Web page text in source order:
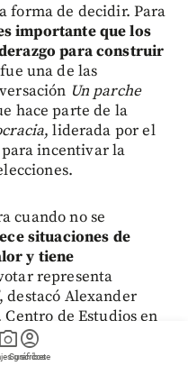
photo_camera
gráficos
account_circle
Suscríbete
forma de decidir. Para
importante que los
para construir
una de las
Un parche
hace parte de la
, liderada por el
incentivar la
cuando no se
situaciones de
y tiene
representa
destacó Alexander
de Estudios en
Eafit.